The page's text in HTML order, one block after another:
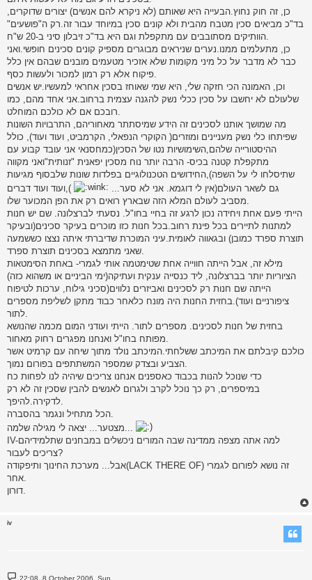
כן, זה חוק נחוץ.הבעייה היא שאותם (לא ניקרא להם אנשים) יצורים שדוקרים,
בד"כ מביאים סכין מטבח מהבית ולא קונים סכין במיוחד עבור זה.רק ה"פושעים"
הוותיקים מסתובבים עם מתקפלת וגם היא בד"כ זיבלון סיני ב-20 ש"ח.
כן, מתעלמים ממנו.נערים שניראים מבוגרים מספיק קונים סכינים חופשי.ואני
כבר לא מדבר על כל מיני מקומות שלא אזכיר מטעמים מובנים שבהם אין כלל
פיקוח אלא רק רמון למכור ולעשות כסף.
וכן, האמונה הכי חזקה שלי, היא שמי שאוחז בסכין אחראי למעשיו.יש אנשים
שלעולם לא יחשבו על סכין ככלי נשק להגנה עצמית ברחוב.אני אחד מהם, כמו
רובכם אם לא כולכם המוחלט.
מה שמושך אותנו לסכינים זה הידע שמיסתתר מאחוריהם, התרבויות השונות
שפיתחו כלי נשק מעניינים ומוזרים( הקוקרי הנפאלי, הקרמביט, ועוד ועוד), כולל
ההיסטורייה שלהם,השימושיות נטו של הסכין(כמחסנאי אני עובד קבוע עם
מתקפלת קטנה בכיס- הרבה יותר נוח מסכין יפאנית "זנותית"ואני מקווה
שתיסלחו לי על השפה),החידושים הטכנולוגיים בפלדות שונות שלבסוף מגיעות
גם לשאר העולם(אין לי דוגמא. אני לא סער...
),ועוד ועוד דברים
מסביב לעולם המלא הזה שבארץ רואים רק את הפן המכוער שלו.
הייתי פעם אחת ויחידה נכון לרגע זה בחיי בחו"ל. נסעתי לברצלונה. שם יש חנות
למתנות לתיירים בכל פינת רחוב.בכל חנות כזו מוכרים בעיקר סכינים(ובעיקר
תוצרת ספרד כמובן) ובגאווה לאומית.עיני המוכרת שדיברתי איתה נצצו כששמעה
שאני מתמצא בסכינים תוצרת ספרד.
מילא זה, אבל הייתה חווייה אחת שטימטמה אותי לגמרי- באחת הסימטאות
הציוריות יותר בברצלונה, ליד כנסייה ענקית ועתיקה(ימי הביניים או משהוא כזה)
הייתה שם חנות רק לסכינים ואביזרים נלווים(סכיני גילוח, ערכות לטיפוח
ציפורניים ועוד).בחזית החנות היה מונח כלאחר כבוד מתקן לשליפת מספרים
לתור.
בחזית של חנות לסכינים. מספרים לתור. הייתי ועודני המום מכמה שהנושא
מפותח בחו"ל ואנחנו מפגרים רחוק מאחור.
כולכם קיבלתם את המיכתב ששלחתי.המיכתב נולד מתוך שיחה עם קרמיט אשר
הצביע ובצדק שמספר המשתתפים בפורום נמוך.
כדי שנוכל להנות בכבוד כאספנים אנחנו צריכים שיהיה לנו לפחות כח
במיספרים, רק כך נוכל לקרב ולגרום לאנשים להבין שסכין זה לא רק
לדקירה.להיפך.
הכל מתחיל ונגמר בהסברה.
מצטער... יצאה לי מגילה שלמה...
IV-למה אתה מצפה ממדינה שבה המורים ניכשלים במבחנים שתלמידיהם
צריכים לעבור?
אבל... מערכת החינוך ותיפקודה(LACK THERE OF) זה נושא לפורום לגמרי
אחר.
דורון.
iv
P22:08 ,8 October 2006, Sun